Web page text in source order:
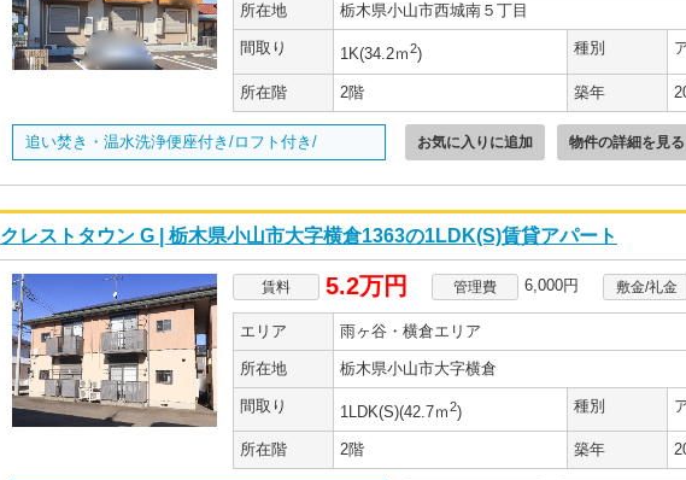
所在地 栃木県小山市西城南５丁目
間取り 1K(34.2ｍ2) 種別
所在階 2階 築年
追い焚き・温水洗浄便座付き/ロフト付き/ 物件の詳細を見る
お気に入りに追加
クレストタウン G | 栃木県小山市大字横倉1363の1LDK(S)賃貸アパート
賃料 5.2万円 管理費 6,000円 敷金/礼金
エリア 雨ヶ谷・横倉エリア
所在地 栃木県小山市大字横倉
間取り 1LDK(S)(42.7ｍ2) 種別
所在階 2階 築年